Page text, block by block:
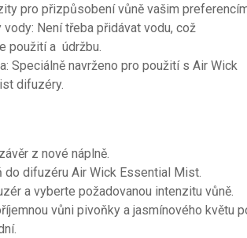
pro přizpůsobení vůně vašim
Není třeba přidávat vodu, což
použití a údržbu.
Speciálně navrženo pro použití s Air Wick
difuzéry.
z nové náplně.
do difuzéru Air Wick Essential Mist.
a vyberte požadovanou intenzitu vůně.
vůni pivoňky a jasmínového květu